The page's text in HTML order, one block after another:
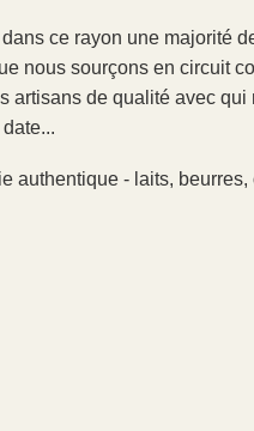
ce rayon une majorité
nous sourçons en circuit
artisans de qualité avec qui